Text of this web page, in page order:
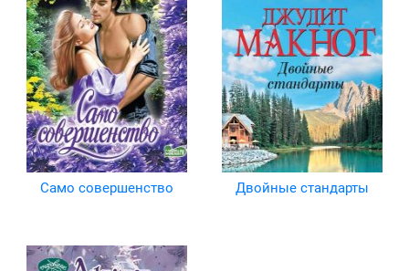
Само совершенство Двойные стандарты